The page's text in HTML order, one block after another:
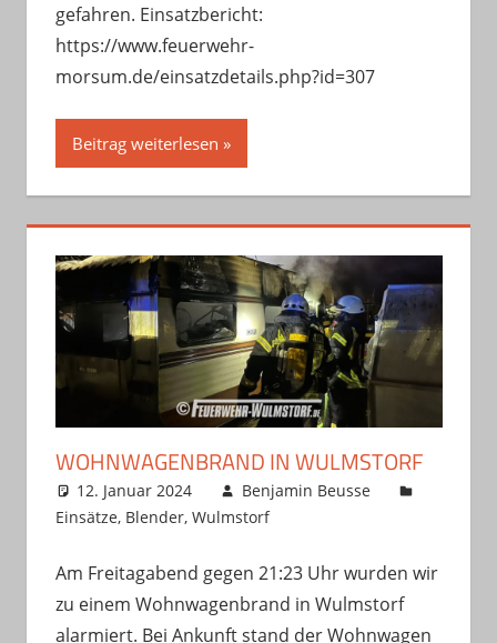
gefahren. Einsatzbericht:
https://www.feuerwehr-
morsum.de/einsatzdetails.php?id=307
Beitrag weiterlesen
WOHNWAGENBRAND IN WULMSTORF
12. Januar 2024
Benjamin Beusse
Einsätze, Blender, Wulmstorf
Am Freitagabend gegen 21:23 Uhr wurden wir
zu einem Wohnwagenbrand in Wulmstorf
alarmiert. Bei Ankunft stand der Wohnwagen